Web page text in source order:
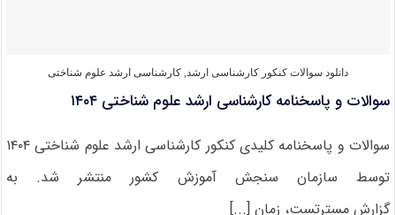
دانلود سوالات کنکور کارشناسی ارشد, کارشناسی ارشد علوم شناختی
سوالات و پاسخنامه کارشناسی ارشد علوم شناختی ۱۴۰۴
سوالات و پاسخنامه کلیدی کنکور کارشناسی ارشد علوم شناختی ۱۴۰۴
توسط سازمان سنجش آموزش کشور منتشر شد. به
گزارش مسترتست، زمان [...]